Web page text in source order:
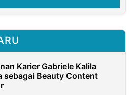
Karier Gabriele Kalila
sebagai Beauty Content